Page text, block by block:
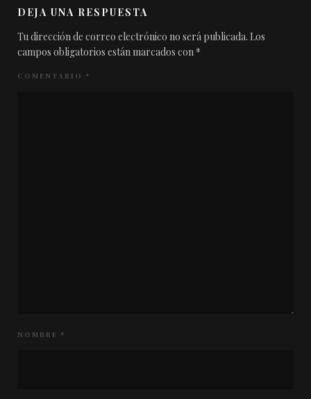
DEJA UNA RESPUESTA
Tu dirección de correo electrónico no será publicada. Los
campos obligatorios están marcados con *
COMENTARIO *
NOMBRE *